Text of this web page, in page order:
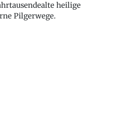
heilige
Pilgerwege.